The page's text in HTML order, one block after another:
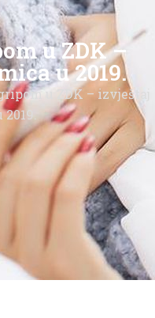
u ZDK –
u 2019.
u ZDK – izvještaj